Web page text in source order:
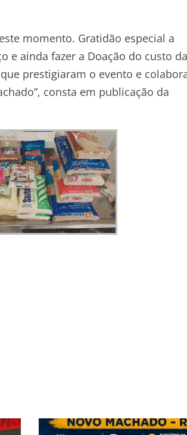
momento. Gratidão especial a
e ainda fazer a Doação do custo da
prestigiaram o evento e
consta em publicação da